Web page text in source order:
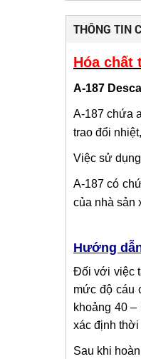
THÔNG TIN
Hóa chất
A-187
A-187 chứa
trao đổi
Việc sử
A-187 có
của nhà sản
Hướng
Đối với việc
mức độ cáu
khoảng 40
xác định thời
Sau khi